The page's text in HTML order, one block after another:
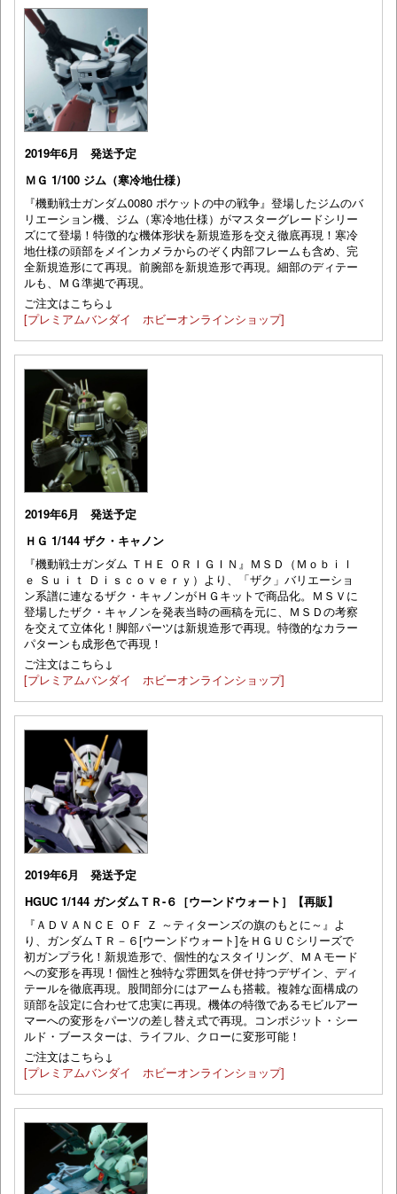
2019年6月 発送予定
ＭＧ 1/100 ジム（寒冷地仕様）
『機動戦士ガンダム0080 ポケットの中の戦争』登場したジムのバ
リエーション機、ジム（寒冷地仕様）がマスターグレードシリー
ズにて登場！特徴的な機体形状を新規造形を交え徹底再現！寒冷
地仕様の頭部をメインカメラからのぞく内部フレームも含め、完
全新規造形にて再現。前腕部を新規造形で再現。細部のディテー
ルも、ＭＧ準拠で再現。
ご注文はこちら↓
[プレミアムバンダイ ホビーオンラインショップ]
2019年6月 発送予定
ＨＧ 1/144 ザク・キャノン
『機動戦士ガンダム ＴＨＥ ＯＲＩＧＩＮ』ＭＳＤ（Ｍｏｂｉｌ
ｅ Ｓｕｉｔ Ｄｉｓｃｏｖｅｒｙ）より、「ザク」バリエーショ
ン系譜に連なるザク・キャノンがＨＧキットで商品化。ＭＳＶに
登場したザク・キャノンを発表当時の画稿を元に、ＭＳＤの考察
を交えて立体化！脚部パーツは新規造形で再現。特徴的なカラー
パターンも成形色で再現！
ご注文はこちら↓
[プレミアムバンダイ ホビーオンラインショップ]
2019年6月 発送予定
HGUC 1/144 ガンダムＴＲ-６［ウーンドウォート］【再販】
『ＡＤＶＡＮＣＥ ＯＦ Ｚ ～ティターンズの旗のもとに～』よ
り、ガンダムＴＲ－６[ウーンドウォート]をＨＧＵＣシリーズで
初ガンプラ化！新規造形で、個性的なスタイリング、ＭＡモード
への変形を再現！個性と独特な雰囲気を併せ持つデザイン、ディ
テールを徹底再現。股間部分にはアームも搭載。複雑な面構成の
頭部を設定に合わせて忠実に再現。機体の特徴であるモビルアー
マーへの変形をパーツの差し替え式で再現。コンポジット・シー
ルド・ブースターは、ライフル、クローに変形可能！
ご注文はこちら↓
[プレミアムバンダイ ホビーオンラインショップ]